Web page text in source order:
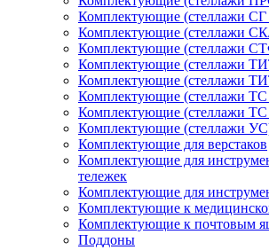
Комплектующие (стеллажи
Комплектующие (стеллажи
Комплектующие (стеллажи
Комплектующие (стеллажи
Комплектующие (стеллажи
Комплектующие (стеллажи
Комплектующие (стеллажи
Комплектующие (стеллажи
Комплектующие для верстаков
Комплектующие для
тележек
Комплектующие для
Комплектующие к
Комплектующие к почтовым
Поддоны